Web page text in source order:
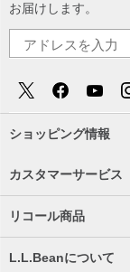
お届けします。
ショッピング情報
カスタマーサービス
リコール商品
L.L.Beanについて